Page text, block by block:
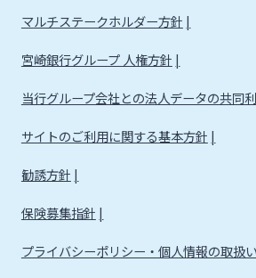
マルチステークホルダー方針
宮崎銀行グループ 人権方針
当行グループ会社との法人データの共同
サイトのご利用に関する基本方針
勧誘方針
保険募集指針
プライバシーポリシー・個人情報の取扱